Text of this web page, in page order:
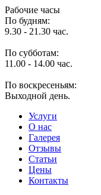
Рабочие часы
По будням:
9.30 - 21.30 час.
По субботам:
11.00 - 14.00 час.
По воскресеньям:
Выходной день.
Услуги
O нас
Галерея
Отзывы
Статьи
Цены
Контакты